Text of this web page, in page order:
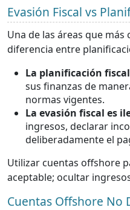
Evasión Fiscal vs
Una de las áreas que
diferencia entre
La planificación
sus finanzas de
normas vigentes.
La evasión fiscal es
ingresos, declarar
deliberadamente el
Utilizar cuentas offshore
aceptable; ocultar
Cuentas Offshore No